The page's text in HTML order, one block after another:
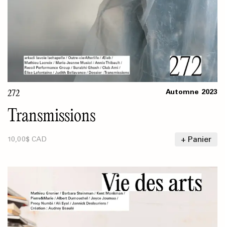
272 Automne 2023
Transmissions
10,00$ CAD + Panier